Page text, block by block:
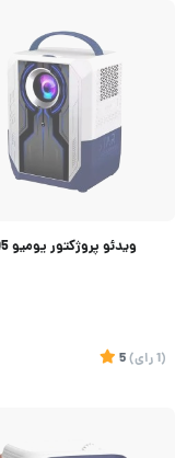
ویدئو پروژکتور یومیو Q5
(1 رای)
5